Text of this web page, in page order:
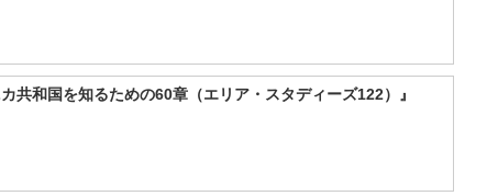
和国を知るための60章（エリア・スタディーズ122）』